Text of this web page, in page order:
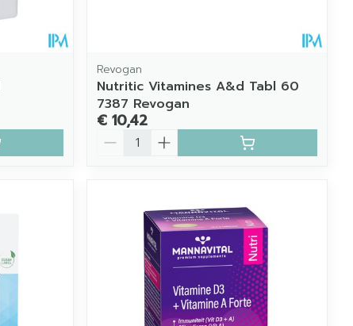
Revogan
Nutritic Vitamines A&d Tabl 60
7387 Revogan
€ 10,42
Aantal